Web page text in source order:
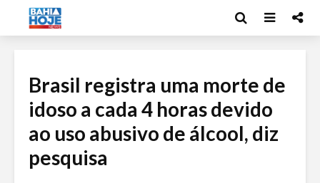
Brasil registra uma morte de
idoso a cada 4 horas devido
ao uso abusivo de álcool, diz
pesquisa